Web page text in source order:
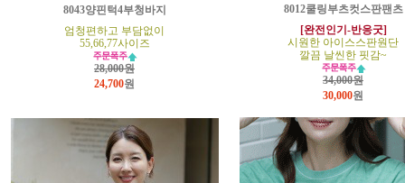
8043양핀턱4부청바지
엄청편하고 부담없이
55,66,77사이즈
28,000원
24,700원
8012쿨링부츠컷스판팬츠
[완전인기-반응굿]
시원한 아이스스판원단
깔끔 날씬한 핏감~
34,000원
30,000원